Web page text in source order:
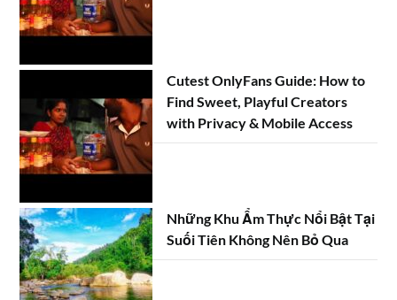
Cutest OnlyFans Guide: How to
Find Sweet, Playful Creators
with Privacy & Mobile Access
Những Khu Ẩm Thực Nổi Bật Tại
Suối Tiên Không Nên Bỏ Qua